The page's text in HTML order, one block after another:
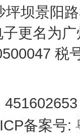
坪坝景阳
更名为
税
ICP备案号: